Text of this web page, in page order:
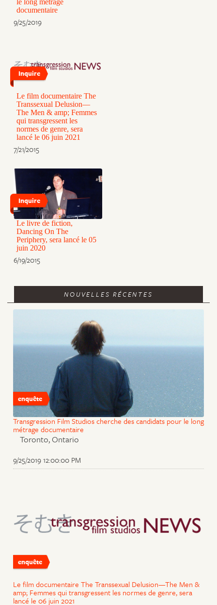
documentaire
9/25/2019
Inquire
Le film documentaire The
Transsexual Delusion—
The Men & amp; Femmes
qui transgressent les
normes de genre, sera
lancé le 06 juin 2021
7/21/2015
Inquire
Le livre de fiction,
Dancing On The
Periphery, sera lancé le 05
juin 2020
6/19/2015
NOUVELLES RÉCENTES
enquête
Transgression Film Studios cherche des candidats pour le long
métrage documentaire
Toronto, Ontario
9/25/2019 12:00:00 PM
enquête
Le film documentaire The Transsexual Delusion—The Men &
amp; Femmes qui transgressent les normes de genre, sera
lancé le 06 juin 2021